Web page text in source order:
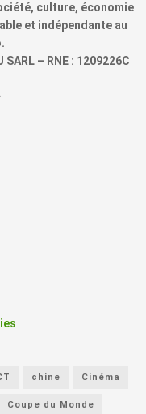
culture, économie
et indépendante au
– RNE : 1209226C
chine Cinéma
Coupe du Monde